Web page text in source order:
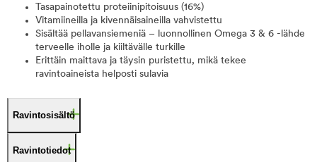
Tasapainotettu proteiinipitoisuus (16%)
Vitamiineilla ja kivennäisaineilla vahvistettu
Sisältää pellavansiemeniä – luonnollinen Omega 3 & 6 -lähde
terveelle iholle ja kiiltävälle turkille
Erittäin maittava ja täysin puristettu, mikä tekee
ravintoaineista helposti sulavia
Ravintosisältö
Ravintotiedot